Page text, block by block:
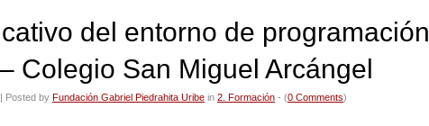
del entorno de programación
Colegio San Miguel Arcángel
Posted by Fundación Gabriel Piedrahita Uribe in 2. Formación - (0 Comments)